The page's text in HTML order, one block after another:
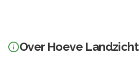
Over Hoeve Landzicht